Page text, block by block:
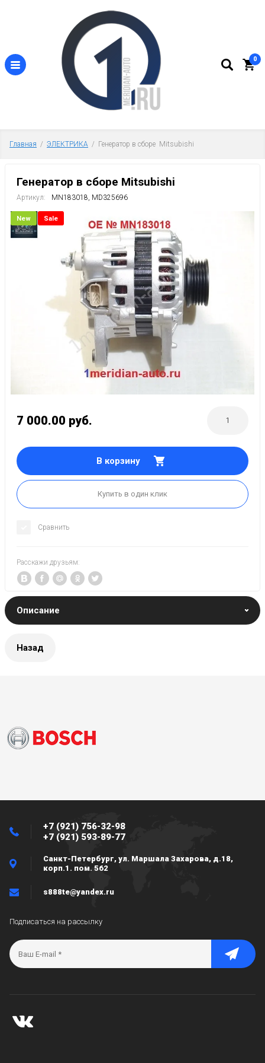
0
Главная
  /
ЭЛЕКТРИКА
  /  Генератор в сборе  Mitsubishi
Генератор в сборе Mitsubishi
Артикул: MN183018, MD325696
New Sale
7 000.00 руб.
В корзину
Купить в один клик
Сравнить
Расскажи друзьям:
Описание
Назад
+7 (921) 756-32-98
+7 (921) 593-89-77
Санкт-Петербург, ул. Маршала Захарова, д.18,
корп.1. пом. 562
s888te@yandex.ru
Подписаться на рассылку